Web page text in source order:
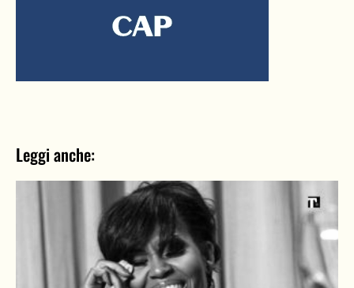
Leggi anche: